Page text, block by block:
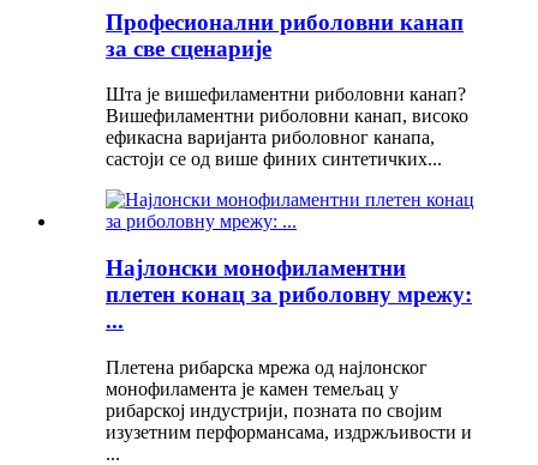
Професионални риболовни канап
за све сценарије
Шта је вишефиламентни риболовни канап?
Вишефиламентни риболовни канап, високо
ефикасна варијанта риболовног канапа,
састоји се од више финих синтетичких...
Најлонски монофиламентни
плетен конац за риболовну мрежу:
...
Плетена рибарска мрежа од најлонског
монофиламента је камен темељац у
рибарској индустрији, позната по својим
изузетним перформансама, издржљивости и
...